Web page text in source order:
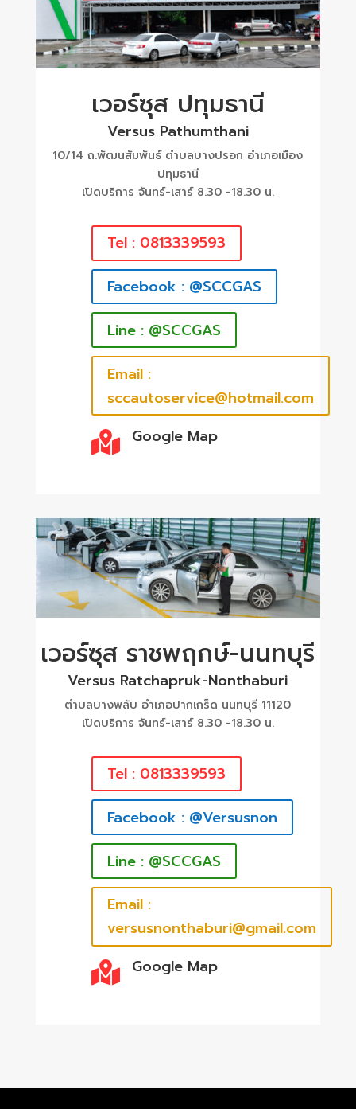
เวอร์ซุส ปทุมธานี
Versus Pathumthani
10/14 ถ.พัฒนสัมพันธ์ ตำบลบางปรอก อำเภอเมือง
ปทุมธานี
เปิดบริการ จันทร์-เสาร์ 8.30 -18.30 น.
Tel : 0813339593
Facebook : @SCCGAS
Line : @SCCGAS
Email :
sccautoservice@hotmail.com
 Google Map
เวอร์ซุส ราชพฤกษ์-นนทบุรี
Versus Ratchapruk-Nonthaburi
ตำบลบางพลับ อำเภอปากเกร็ด นนทบุรี 11120
เปิดบริการ จันทร์-เสาร์ 8.30 -18.30 น.
Tel : 0813339593
Facebook : @Versusnon
Line : @SCCGAS
Email :
versusnonthaburi@gmail.com
 Google Map